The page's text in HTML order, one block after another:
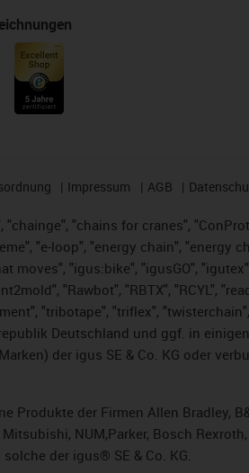
Impressum AGB
"chains for cranes",
"e-loop", "energy chain", "energy
moves", "igus:bike", "igusGO",
"Rawbot", "RBTX", "RCYL",
"tribotape", "triflex",
Deutschland und ggf. in
der igus SE & Co. KG oder
Produkte der Firmen Allen Bradley,
NUM,Parker, Bosch
der igus® SE & Co. KG.